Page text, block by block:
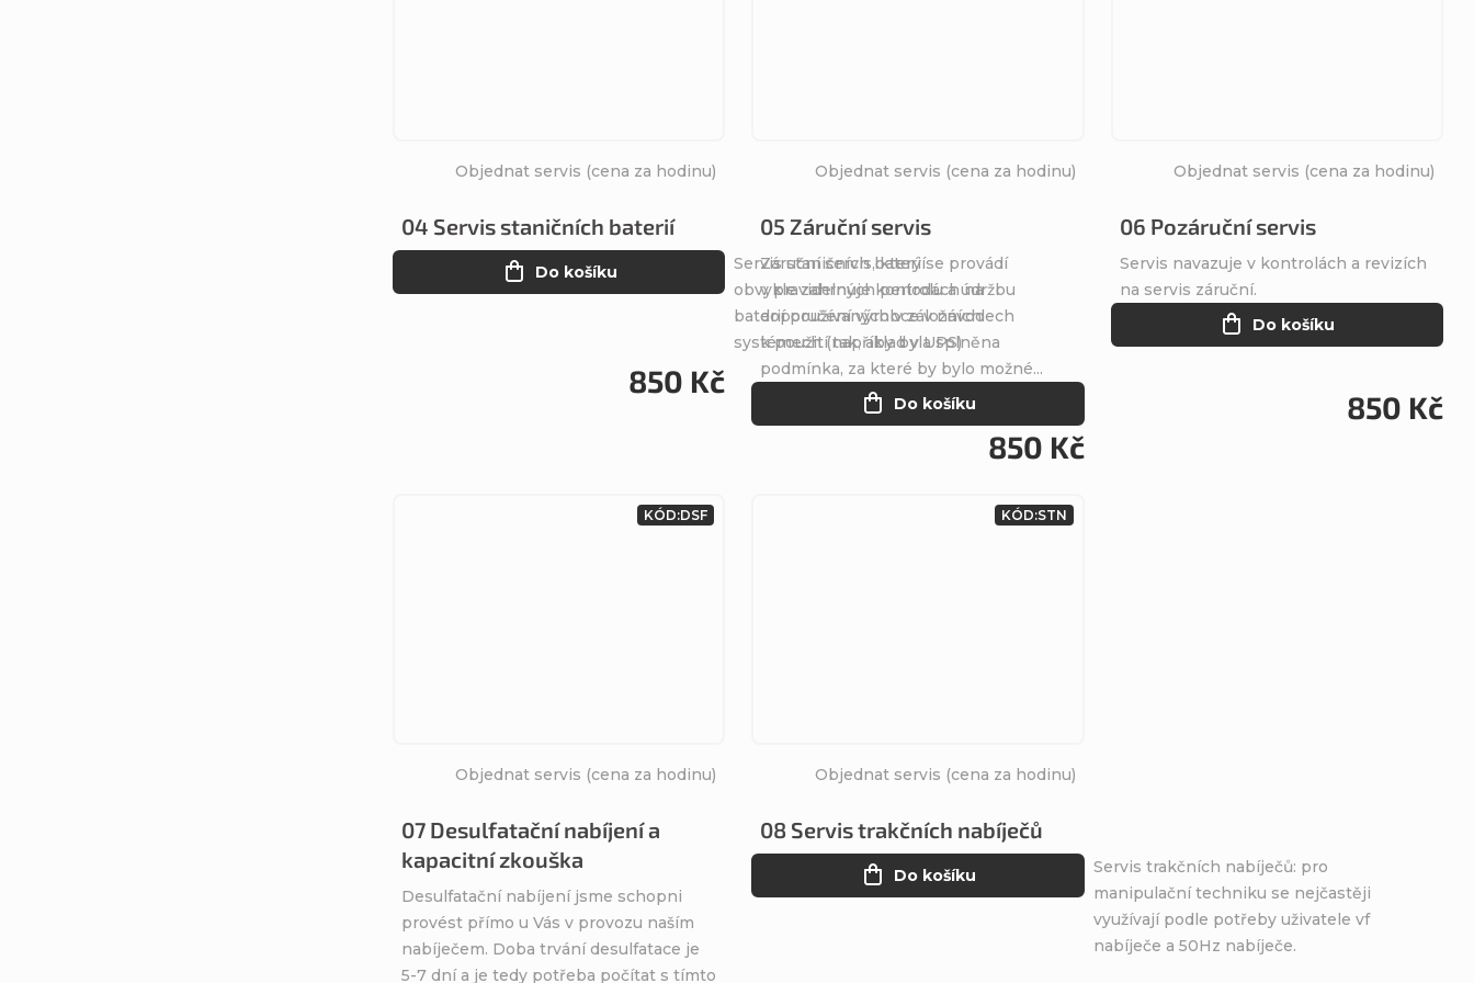
04 Servis staničních baterií
Objednat servis (cena za hodinu)
850 Kč
Do košíku
Servis staničních baterií
obvykle zahrnuje kontrolu a údržbu
baterií používaných v záložních
systémech (například v UPS)
05 Záruční servis
Objednat servis (cena za hodinu)
850 Kč
Do košíku
Záruční servis, který se provádí
v pravidelných periodách na
doporučení výrobce v návodech
k použití tak, aby byla splněna
podmínka, za které by bylo možné...
06 Pozáruční servis
Objednat servis (cena za hodinu)
850 Kč
Do košíku
Servis navazuje v kontrolách a revizích
na servis záruční.
07 Desulfatační nabíjení a
kapacitní zkouška
Objednat servis (cena za hodinu)
Desulfatační nabíjení jsme schopni
provést přímo u Vás v provozu naším
nabíječem. Doba trvání desulfatace je
5-7 dní a je tedy potřeba počítat s tímto
KÓD:DSF
08 Servis trakčních nabíječů
Objednat servis (cena za hodinu)
Do košíku
Servis trakčních nabíječů: pro
manipulační techniku se nejčastěji
využívají podle potřeby uživatele vf
nabíječe a 50Hz nabíječe.
KÓD:STN